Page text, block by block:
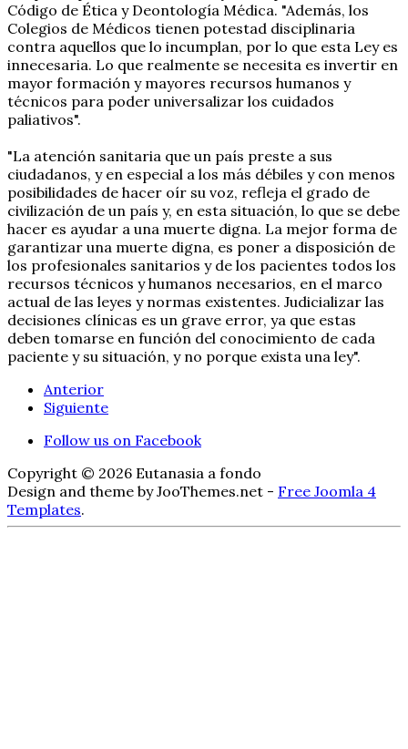
Código de Ética y Deontología Médica. "Además, los
Colegios de Médicos tienen potestad disciplinaria
contra aquellos que lo incumplan, por lo que esta Ley es
innecesaria. Lo que realmente se necesita es invertir en
mayor formación y mayores recursos humanos y
técnicos para poder universalizar los cuidados
paliativos".
"La atención sanitaria que un país preste a sus
ciudadanos, y en especial a los más débiles y con menos
posibilidades de hacer oír su voz, refleja el grado de
civilización de un país y, en esta situación, lo que se debe
hacer es ayudar a una muerte digna. La mejor forma de
garantizar una muerte digna, es poner a disposición de
los profesionales sanitarios y de los pacientes todos los
recursos técnicos y humanos necesarios, en el marco
actual de las leyes y normas existentes. Judicializar las
decisiones clínicas es un grave error, ya que estas
deben tomarse en función del conocimiento de cada
paciente y su situación, y no porque exista una ley".
Anterior
Siguiente
Follow us on Facebook
Copyright © 2026 Eutanasia a fondo
Design and theme by JooThemes.net - Free Joomla 4
Templates.